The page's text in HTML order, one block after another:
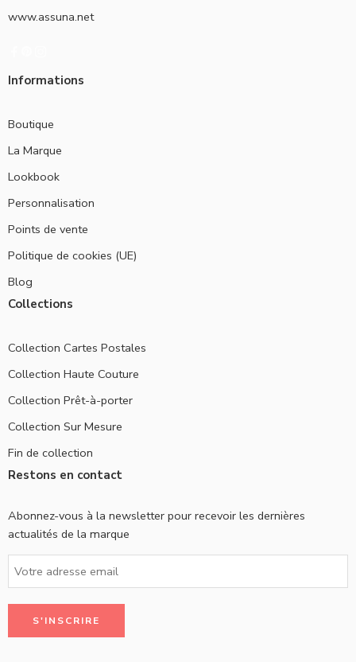
www.assuna.net
Informations
Boutique
La Marque
Lookbook
Personnalisation
Points de vente
Politique de cookies (UE)
Blog
Collections
Collection Cartes Postales
Collection Haute Couture
Collection Prêt-à-porter
Collection Sur Mesure
Fin de collection
Restons en contact
Abonnez-vous à la newsletter pour recevoir les dernières
actualités de la marque